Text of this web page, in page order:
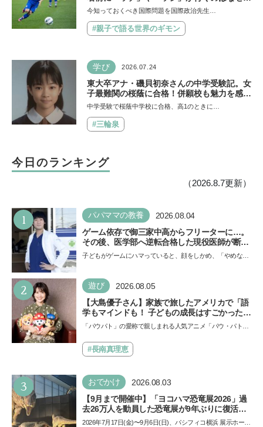
【親子で語る国際問題】
今知っておくべき国際問題を国際政治先生…
#親子で語る世界のギモン
学び 2026.07.24
東大卒アナ・磯貝初奈さんの中学受験記。女
子最難関の桜蔭に合格！併願校も魅力を感じ
た渋渋に。母親の声かけは「睡眠が何より大
中学受験で桜蔭中学校に合格、高1のときに…
#三輪泉
今日のランキング
（2026.8.7更新）
1 パパママの教養 2026.08.04
ゲーム依存で御三家中高からフリーターに…。
その後、医学部へ逆転合格した現役医師が断言
「ゲームの経験が受験勉強に役立った」そう考
子どもがゲームにハマっていると、顔をしかめ、「やめなさ
い…
2 遊び 2026.08.05
【大島優子さん】家族で旅したアメリカで「語
学もマインドも！ 子どもの成長はすごかった」
声優をつとめた映画『パウ・パトロール ザ・ダ
できると子どもに知ってほしい
「パウパト」の愛称で親しまれる人気アニメ「パウ・パトロ
ザ…
#長南真理恵
3 おでかけ 2026.08.03
【9月まで開催中】「ヨコハマ恐竜展2026」過
去26万人を動員した恐竜展が9年ぶりに復活！
夏休みのおでかけで楽しむポイントを完全ガイ
2026年7月17日(金)〜9月6日(日)、パシフィコ横浜 展示ホール